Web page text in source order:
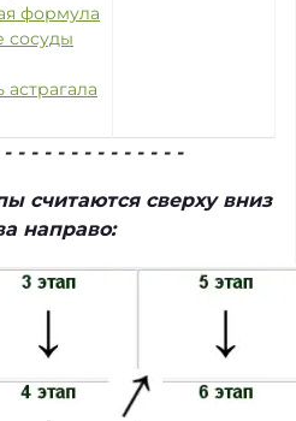
формула
сосуды
астрагала
- - - - - - - - - - - - -
считаются сверху вниз
направо: